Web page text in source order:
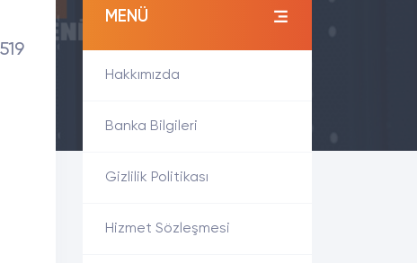
MENÜ
Hakkımızda
Banka Bilgileri
Gizlilik Politikası
Hizmet Sözleşmesi